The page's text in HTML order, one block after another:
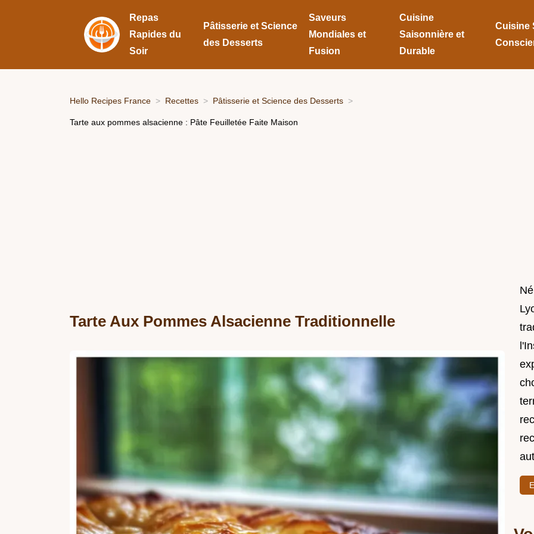
Repas
Rapides du
Soir
Pâtisserie et Science
des Desserts
Saveurs
Mondiales et
Fusion
Cuisine
Saisonnière et
Durable
Cuisine
Hello Recipes France Recettes Pâtisserie et Science des Desserts
Tarte aux pommes alsacienne : Pâte Feuilletée Faite Maison
Tarte Aux Pommes Alsacienne Traditionnelle